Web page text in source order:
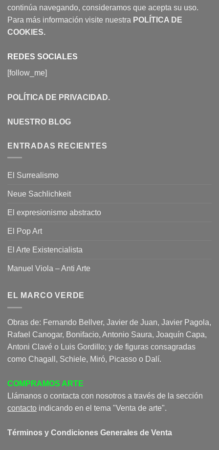
continúa navegando, consideramos que acepta su uso.
Para más información visite nuestra POLÍTICA DE
COOKIES.
REDES SOCIALES
[follow_me]
POLÍTICA DE PRIVACIDAD.
NUESTRO BLOG
ENTRADAS RECIENTES
El Surrealismo
Neue Sachlichkeit
El expresionismo abstracto
El Pop Art
El Arte Existencialista
Manuel Viola – Anti Arte
EL MARCO VERDE
Obras de: Fernando Bellver, Javier de Juan, Javier Pagola,
Rafael Canogar, Bonifacio, Antonio Saura, Joaquín Capa,
Antoni Clavé o Luis Gordillo; y de figuras consagradas
como Chagall, Schiele, Miró, Picasso o Dalí.
COMPRAMOS ARTE
Llámanos o contacta con nosotros a través de la sección
contacto indicando en el tema "Venta de arte".
Términos y Condiciones Generales de Venta